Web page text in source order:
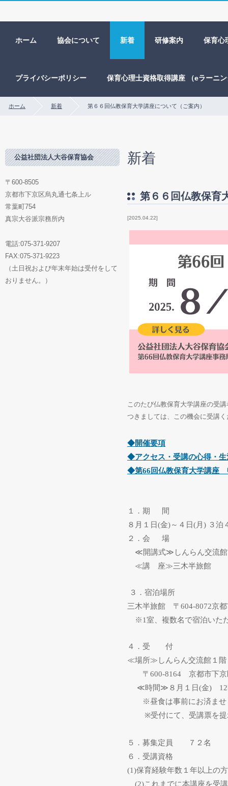
ホーム 協会について 新着 研修案内 保育心
プライバシーポリシー 保育心理士資格取得講座 （eラーニ
ホーム 新着 第６６回仏教保育大学講座について（ご案内）
新着
2025.04.22
第６６回仏教保育
このたび仏教保育大学講座の受
つきましては、この機会に受講
◆開催要項
◆アクセス・受講の心得・生
◆第66 回仏教保育大学講座
１．期
間
８月１日 (金)～４日 (月 ) ３泊
２．会
場
≪開講式≫ しんらん交流
≪講 座≫三木半旅館
３．宿泊場所
三木半旅館 〒 604-8072京
※1室、複数名で宿泊いた
４．受 付
≪場所≫しんらん交流館１
〒 600-8164 京都市下京
≪時間≫ ８月１日 (金) 12
※昼食は事前にお済ませ
※受付にて、受講票を
５．募集定員 ７２名
６．受講資格
(1)保育経験年数１年以上の方
(2)これまでに本講座を受
公益社団法人大谷保育協会
〒600-8505
京都市下京区烏丸通七条上ル
常葉町754
真宗大谷派宗務所内
電話:075-371-9207
FAX:075-371-9223
（土日祝および年末年始は受付をして
おりません。）